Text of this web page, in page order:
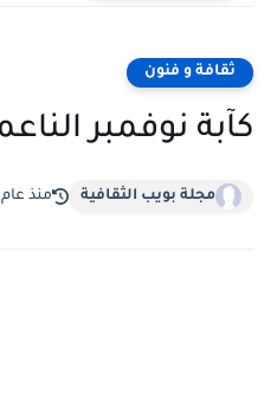
ثقافة و فنون
كآبة نوفمبر
مجلة بويب الثقافية منذ عام